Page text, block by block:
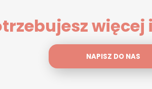
NAPISZ DO NAS